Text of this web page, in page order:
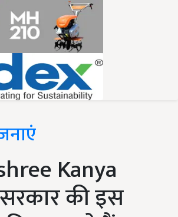
Kanya
की इस